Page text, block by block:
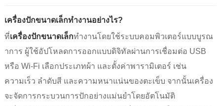
เครื่องปักขนาดเล็กทำงานอย่างไร?
ที่เครื่องปักขนาดเล็กทำงานโดยใช้ระบบคอมพิวเตอร์แบบบูรณ
าการ ผู้ใช้อัปโหลดการออกแบบดิจิทัลผ่านการเชื่อมต่อ USB
หรือ Wi-Fi เลือกประเภทผ้า และตั้งค่าพารามิเตอร์ เช่น
ความเร็ว ลำดับสี และความหนาแน่นของตะเข็บ จากนั้นเครื่อง
จะจัดการกระบวนการปักอย่างแม่นยำโดยอัตโนมัติ